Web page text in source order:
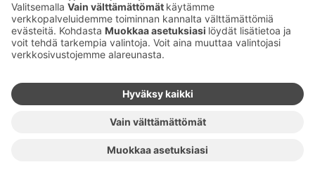
Muuta evästeasetuksia